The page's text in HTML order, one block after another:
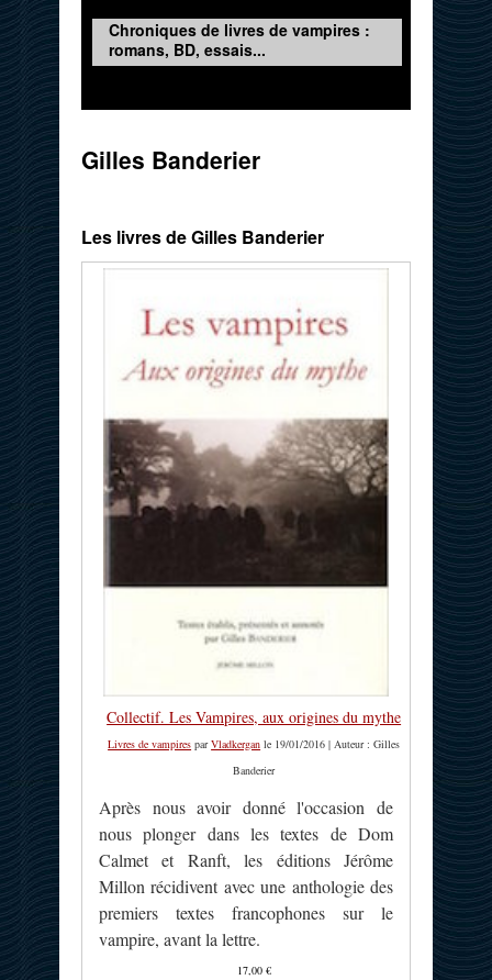
Chroniques de livres de vampires :
romans, BD, essais...
Gilles Banderier
Les livres de Gilles Banderier
Collectif. Les Vampires, aux origines du mythe
Livres de vampires parVladkergan le 19/01/2016 | Auteur : Gilles
Banderier
Après nous avoir donné l'occasion de
nous plonger dans les textes de Dom
Calmet et Ranft, les éditions Jérôme
Millon récidivent avec une anthologie des
premiers textes francophones sur le
vampire, avant la lettre.
17,00 €